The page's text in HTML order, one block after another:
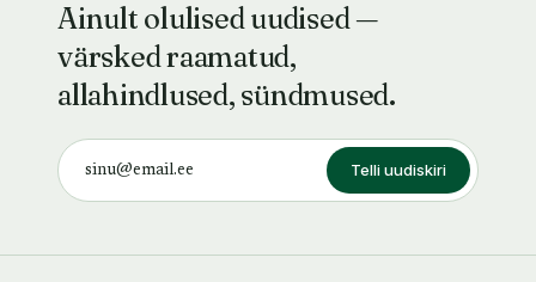
Ainult olulised uudised —
värsked raamatud,
allahindlused, sündmused.
Telli uudiskiri